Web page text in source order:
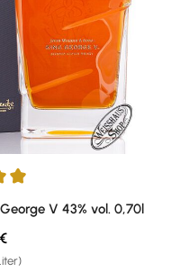
5 von 5 Sternen
V 43% vol. 0,70l
Preis: